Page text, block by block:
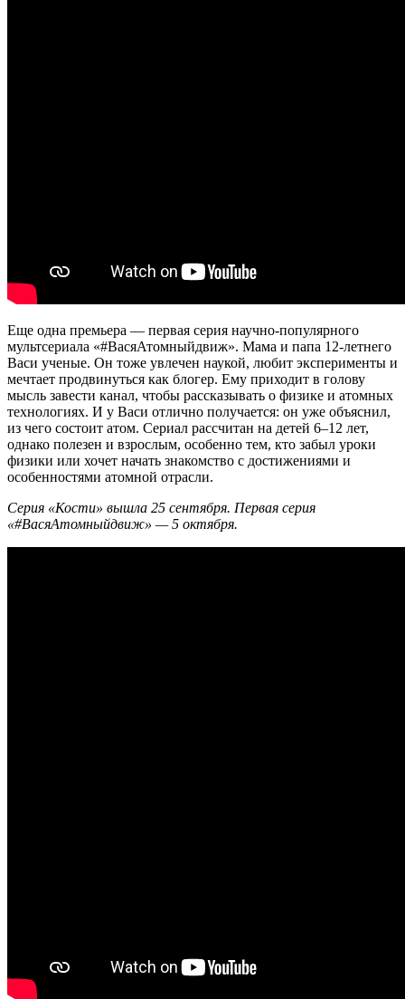
Еще одна премьера — ​первая серия научно-популярного
мультсериала «#ВасяАтомныйдвиж». Мама и папа 12-летнего
Васи ученые. Он тоже увлечен наукой, любит эксперименты и
мечтает продвинуться как блогер. Ему приходит в голову
мысль завести канал, чтобы рассказывать о физике и атомных
технологиях. И у Васи отлично получается: он уже объяснил,
из чего состоит атом. Сериал рассчитан на детей 6–12 лет,
однако полезен и взрослым, особенно тем, кто забыл уроки
физики или хочет начать знакомство с достижениями и
особенностями атомной отрасли.
Серия «Кости» вышла 25 сентября. Первая серия
«#ВасяАтомныйдвиж» — ​5 октября.